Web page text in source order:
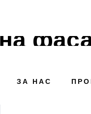
ЗА НАС